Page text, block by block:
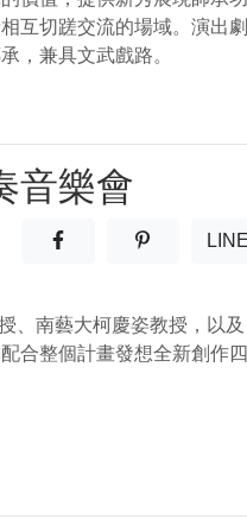
互切蹉交流的場域。演出劇
，兼具文武戲路。
音樂會
分享至facebook(另開新
分享至噗浪(
LINE
、南藝大柯慶姿教授，以及
合整個計畫發想全新創作四